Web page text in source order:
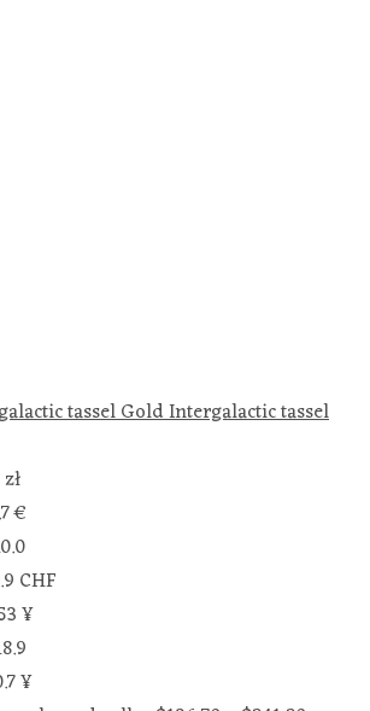
Gold Intergalactic tassel
€
CHF
¥
¥